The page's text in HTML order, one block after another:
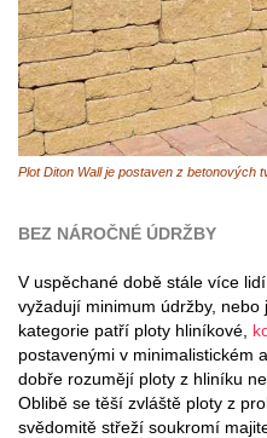
Plot Diton Wall je postaven z betonových
BEZ NÁROČNÉ ÚDRŽBY
V uspěchané době stále více
vyžadují minimum údržby,
kategorie patří ploty hliníkové,
postavenými v minimalistickém
dobře rozumějí ploty z hliníku
Oblibě se těší zvláště ploty z
svědomitě střeží soukromí